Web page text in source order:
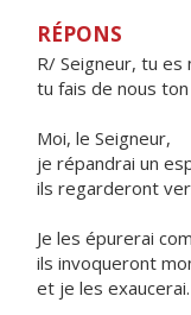
RÉPONS
R/ Seigneur, tu es
tu fais de nous
Moi, le Seigneur,
je répandrai un
ils regarderont
Je les épurerai
ils invoqueront
et je les exaucerai.